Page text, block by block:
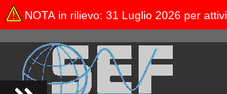
NOTA in rilievo: 31 Luglio 2026 per